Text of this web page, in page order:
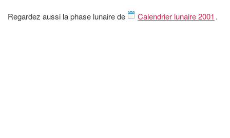
Regardez aussi la phase lunaire de Calendrier lunaire 2001 .